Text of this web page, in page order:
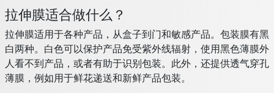
拉伸膜适合做什么？
拉伸膜适用于各种产品，从盒子到门和敏感产品。包装膜有黑
白两种。白色可以保护产品免受紫外线辐射，使用黑色薄膜外
人看不到产品，或者有助于识别包装。此外，还提供透气穿孔
薄膜，例如用于鲜花递送和新鲜产品包装。